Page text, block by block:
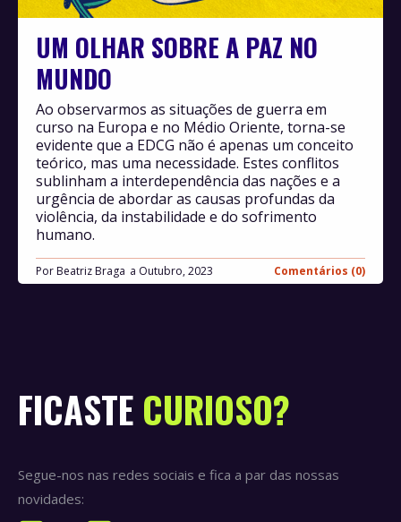
UM OLHAR SOBRE A PAZ NO
MUNDO
Por Beatriz Braga Outubro, 2023 Comentários (0)
Ao observarmos as situações de guerra em
curso na Europa e no Médio Oriente, torna-se
evidente que a EDCG não é apenas um conceito
teórico, mas uma necessidade. Estes conflitos
sublinham a interdependência das nações e a
urgência de abordar as causas profundas da
violência, da instabilidade e do sofrimento
humano.
FICASTE CURIOSO?
Segue-nos nas redes sociais e fica a par das nossas
novidades: